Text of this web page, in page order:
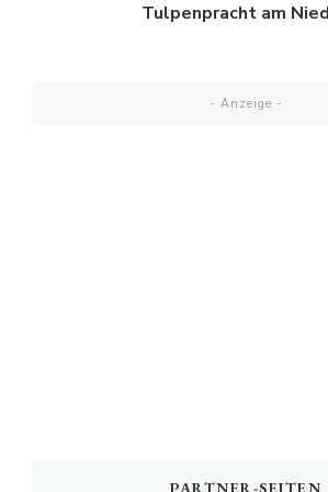
Tulpenpracht am
- Anzeige -
PARTNER-SEITEN